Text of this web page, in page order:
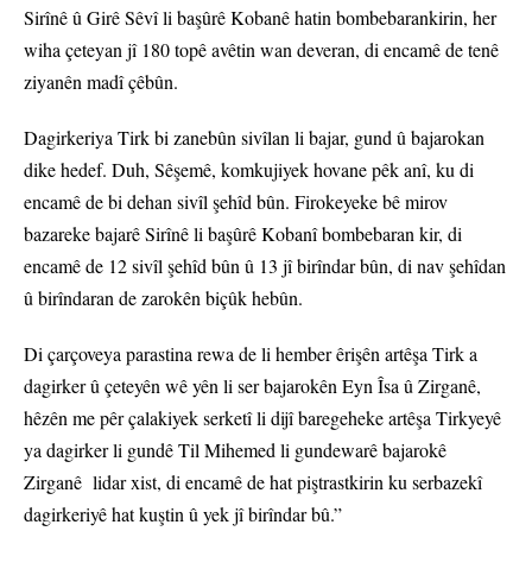
Sirînê û Girê Sêvî li başûrê Kobanê hatin bombebarankirin, her
wiha çeteyan jî 180 topê avêtin wan deveran, di encamê de tenê
ziyanên madî çêbûn.
Dagirkeriya Tirk bi zanebûn sivîlan li bajar, gund û bajarokan
dike hedef. Duh, Sêşemê, komkujiyek hovane pêk anî, ku di
encamê de bi dehan sivîl şehîd bûn. Firokeyeke bê mirov
bazareke bajarê Sirînê li başûrê Kobanî bombebaran kir, di
encamê de 12 sivîl şehîd bûn û 13 jî birîndar bûn, di nav şehîdan
û birîndaran de zarokên biçûk hebûn.
Di çarçoveya parastina rewa de li hember êrişên artêşa Tirk a
dagirker û çeteyên wê yên li ser bajarokên Eyn Îsa û Zirganê,
hêzên me pêr çalakiyek serketî li dijî baregeheke artêşa Tirkyeyê
ya dagirker li gundê Til Mihemed li gundewarê bajarokê
Zirganê lidar xist, di encamê de hat piştrastkirin ku serbazekî
dagirkeriyê hat kuştin û yek jî birîndar bû.”